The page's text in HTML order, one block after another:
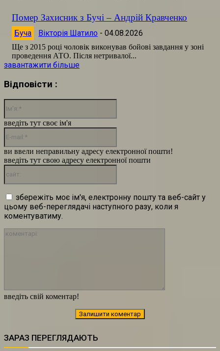
Помер Захисник з Бучі – Андрій Кравченко
Буча Вікторія Шатило - 04.08.2026
Ще з 2015 році чоловік виконував бойові завдання у зоні
проведення АТО. Після нетривалої...
завантажити більше
Відповісти :
введіть свій коментар!
введіть тут своє ім'я
ви ввели неправильну адресу електронної пошти!
введіть тут свою адресу електронної пошти
збережіть моє ім'я, електронну пошту та веб-сайт у
цьому веб-переглядачі наступного разу, коли я
коментуватиму.
ЗАРАЗ ПЕРЕГЛЯДАЮТЬ